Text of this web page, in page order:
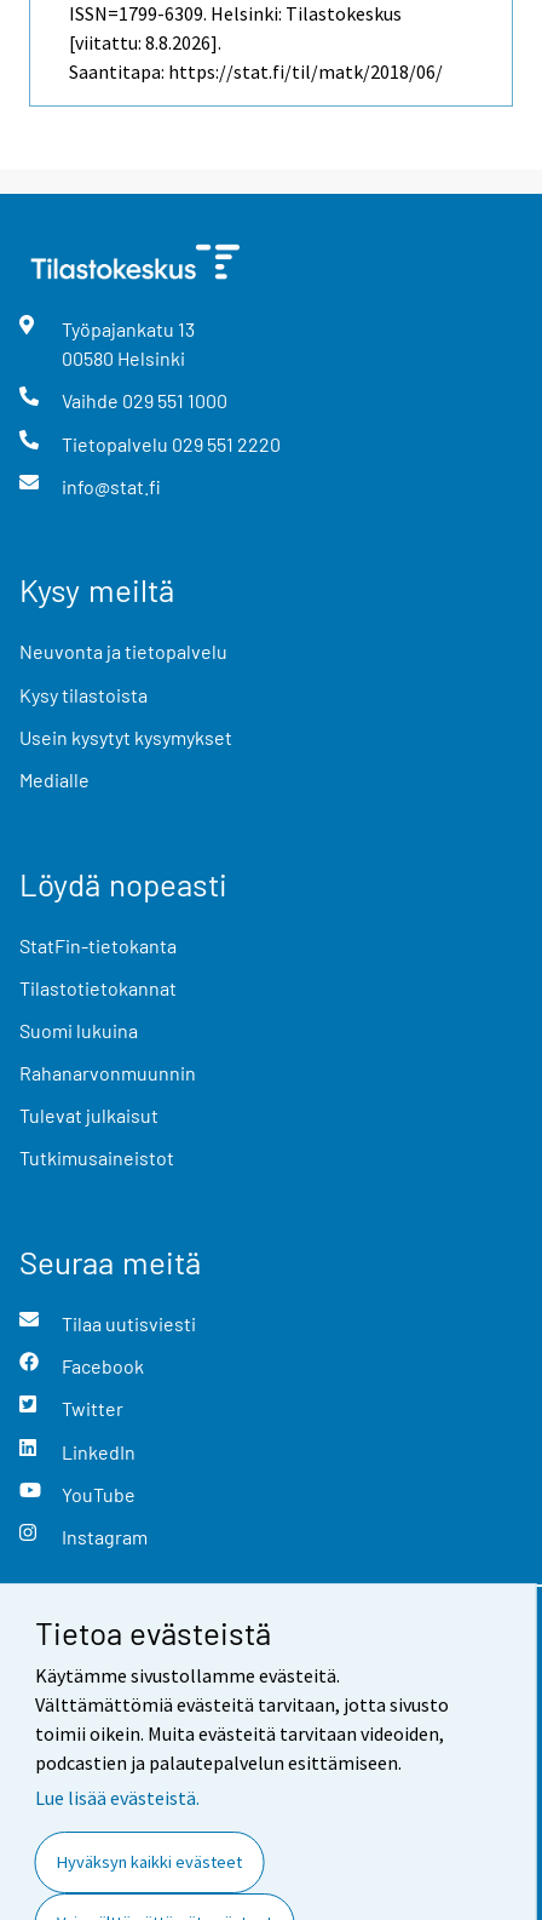
Tietoa evästeistä
Käytämme sivustollamme evästeitä.
Välttämättömiä evästeitä tarvitaan, jotta sivusto
toimii oikein. Muita evästeitä tarvitaan videoiden,
podcastien ja palautepalvelun esittämiseen.
Lue lisää evästeistä.
Hyväksyn kaikki evästeet
ISSN=1799-6309. Helsinki: Tilastokeskus
[viitattu: 8.8.2026].
Saantitapa: https://stat.fi/til/matk/2018/06/
Työpajankatu 13
00580 Helsinki
Vaihde 029 551 1000
Tietopalvelu 029 551 2220
info@stat.fi
Kysy meiltä
Neuvonta ja tietopalvelu
Kysy tilastoista
Usein kysytyt kysymykset
Medialle
Löydä nopeasti
StatFin-tietokanta
Tilastotietokannat
Suomi lukuina
Rahanarvonmuunnin
Tulevat julkaisut
Tutkimusaineistot
Seuraa meitä
Tilaa uutisviesti
Facebook
Twitter
LinkedIn
YouTube
Instagram
Yhteystiedot
Palaute
Käyttöehdot
Saavutettavuus
Tietoa sivustosta